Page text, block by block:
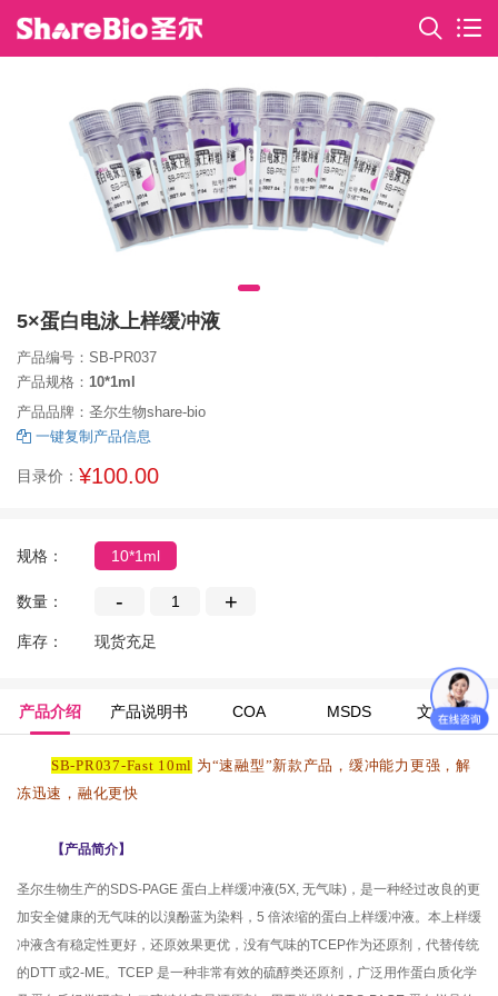
5×蛋白电泳上样缓冲液
产品编号：SB-PR037
产品规格： 10*1ml
产品品牌：圣尔生物share-bio
一键复制产品信息
目录价： ¥100.00
规格： 10*1ml
数量： - +
库存： 现货充足
产品介绍 产品说明书 COA MSDS 文献引用
SB-PR037-Fast 10ml 为“速融型”新款产品，缓冲能力更强，解
冻迅速，融化更快
【产品简介】
圣尔生物生产的SDS-PAGE 蛋白上样缓冲液(5X, 无气味) ，是一种经过改良的更
加安全健康的无气味的以溴酚蓝为染料， 5 倍浓缩的蛋白上样缓冲液。本上样缓
冲液含有稳定性更好，还原效果更优，没有气味的TCEP作为还原剂，代替传统
的DTT 或2-ME。 TCEP 是一种非常有效的硫醇类还原剂，广泛用作蛋白质化学